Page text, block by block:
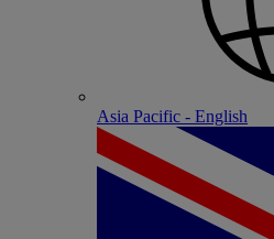
Asia Pacific - English